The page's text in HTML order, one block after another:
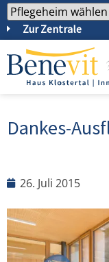
Zur Zentrale
Dankes-
26. Juli 2015